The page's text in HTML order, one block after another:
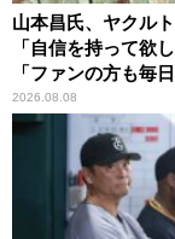
山本昌氏、ヤクル
「自信を持って欲し
「ファンの方も毎
くれています」
2026.08.08